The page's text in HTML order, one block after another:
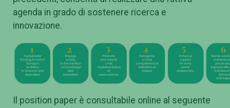
agenda in grado di sostenere ricerca e
innovazione.
Il position paper è consultabile online al seguente